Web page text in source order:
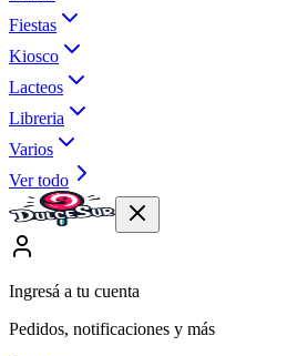
Fiestas
Kiosco
Lacteos
Libreria
Varios
Ver todo
Ingresá a tu cuenta
Pedidos, notificaciones y más